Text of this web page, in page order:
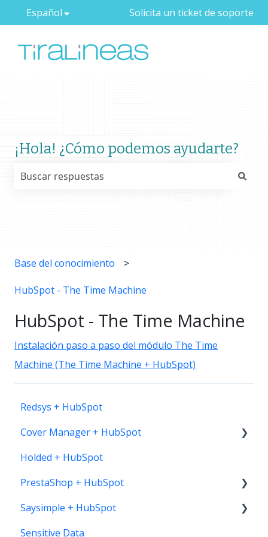
EspañolTraducciones de Mostrar submenú de
Solicita un ticket de soporte
¡Hola! ¿Cómo podemos ayudarte?
Base del conocimiento
HubSpot - The Time Machine
HubSpot - The Time Machine
Instalación paso a paso del módulo The Time
Machine (The Time Machine + HubSpot)
Redsys + HubSpot
Cover Manager + HubSpot
Instalación
Holded + HubSpot
PrestaShop + HubSpot
Instalación PrestaShop > HubSpot
Recursos
Saysimple + HubSpot
Trucos y consejos
Sensitive Data